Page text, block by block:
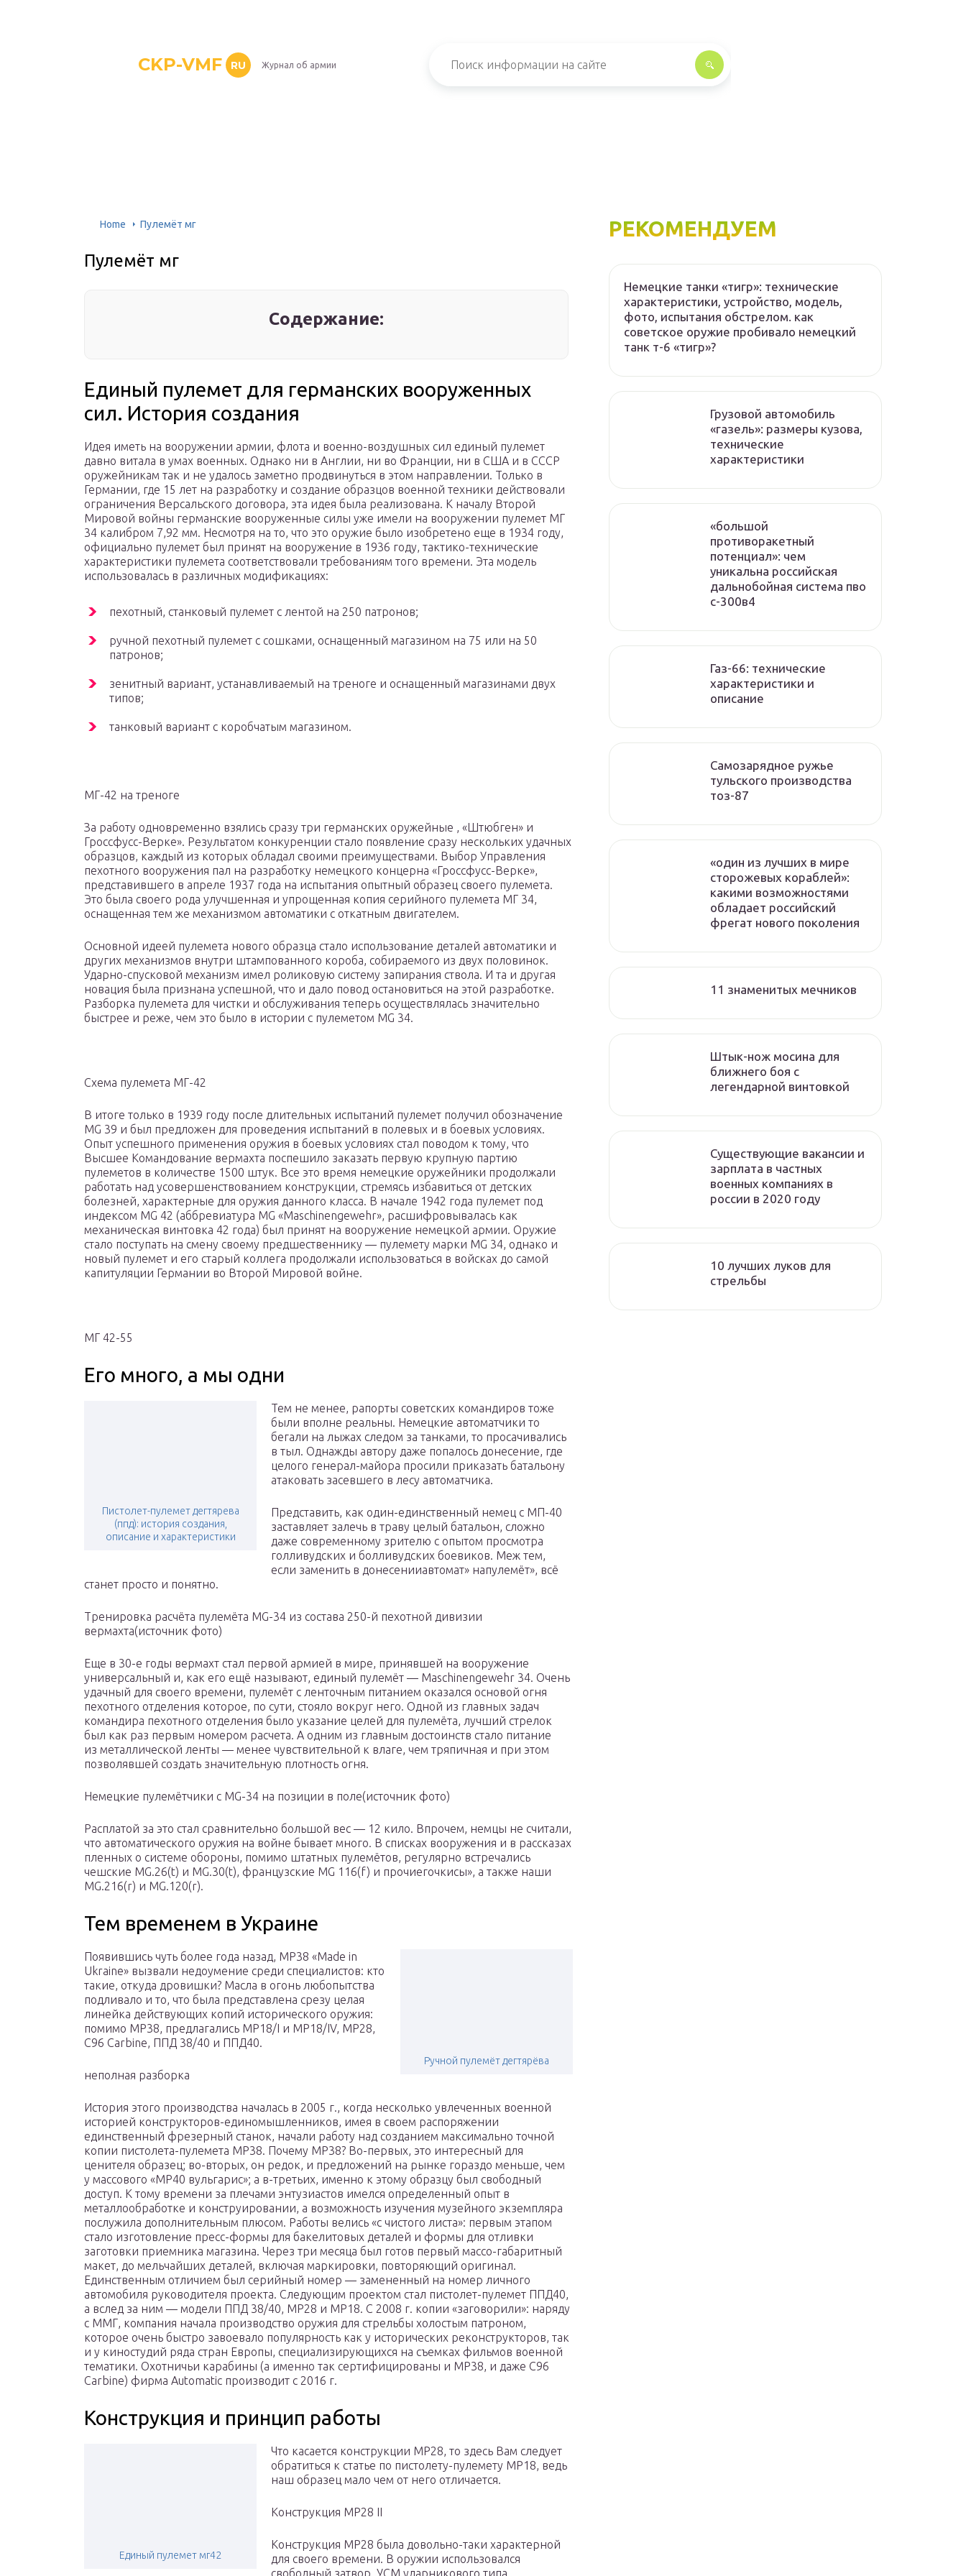
CKP-VMF RU Журнал об армии
Home Пулемёт мг
Пулемёт мг
Содержание:
Единый пулемет для германских вооруженных
сил. История создания
Идея иметь на вооружении армии, флота и военно-воздушных сил единый пулемет
давно витала в умах военных. Однако ни в Англии, ни во Франции, ни в США и в СССР
оружейникам так и не удалось заметно продвинуться в этом направлении. Только в
Германии, где 15 лет на разработку и создание образцов военной техники действовали
ограничения Версальского договора, эта идея была реализована. К началу Второй
Мировой войны германские вооруженные силы уже имели на вооружении пулемет МГ
34 калибром 7,92 мм. Несмотря на то, что это оружие было изобретено еще в 1934 году,
официально пулемет был принят на вооружение в 1936 году, тактико-технические
характеристики пулемета соответствовали требованиям того времени. Эта модель
использовалась в различных модификациях:
пехотный, станковый пулемет с лентой на 250 патронов;
ручной пехотный пулемет с сошками, оснащенный магазином на 75 или на 50
патронов;
зенитный вариант, устанавливаемый на треноге и оснащенный магазинами двух
типов;
танковый вариант с коробчатым магазином.
МГ-42 на треноге
За работу одновременно взялись сразу три германских оружейные , «Штюбген» и
Гроссфусс-Верке». Результатом конкуренции стало появление сразу нескольких удачных
образцов, каждый из которых обладал своими преимуществами. Выбор Управления
пехотного вооружения пал на разработку немецкого концерна «Гроссфусс-Верке»,
представившего в апреле 1937 года на испытания опытный образец своего пулемета.
Это была своего рода улучшенная и упрощенная копия серийного пулемета МГ 34,
оснащенная тем же механизмом автоматики с откатным двигателем.
Основной идеей пулемета нового образца стало использование деталей автоматики и
других механизмов внутри штампованного короба, собираемого из двух половинок.
Ударно-спусковой механизм имел роликовую систему запирания ствола. И та и другая
новация была признана успешной, что и дало повод остановиться на этой разработке.
Разборка пулемета для чистки и обслуживания теперь осуществлялась значительно
быстрее и реже, чем это было в истории с пулеметом MG 34.
Схема пулемета МГ-42
В итоге только в 1939 году после длительных испытаний пулемет получил обозначение
MG 39 и был предложен для проведения испытаний в полевых и в боевых условиях.
Опыт успешного применения оружия в боевых условиях стал поводом к тому, что
Высшее Командование вермахта поспешило заказать первую крупную партию
пулеметов в количестве 1500 штук. Все это время немецкие оружейники продолжали
работать над усовершенствованием конструкции, стремясь избавиться от детских
болезней, характерные для оружия данного класса. В начале 1942 года пулемет под
индексом MG 42 (аббревиатура MG «Maschinengewehr», расшифровывалась как
механическая винтовка 42 года) был принят на вооружение немецкой армии. Оружие
стало поступать на смену своему предшественнику — пулемету марки MG 34, однако и
новый пулемет и его старый коллега продолжали использоваться в войсках до самой
капитуляции Германии во Второй Мировой войне.
МГ 42-55
Его много, а мы одни
Пистолет-пулемет дегтярева
(ппд): история создания,
описание и характеристики
Тем не менее, рапорты советских командиров тоже
были вполне реальны. Немецкие автоматчики то
бегали на лыжах следом за танками, то просачивались
в тыл. Однажды автору даже попалось донесение, где
целого генерал-майора просили приказать батальону
атаковать засевшего в лесу автоматчика.
Представить, как один-единственный немец с МП-40
заставляет залечь в траву целый батальон, сложно
даже современному зрителю с опытом просмотра
голливудских и болливудских боевиков. Меж тем,
если заменить в донесенииавтомат» напулемёт», всё
станет просто и понятно.
Тренировка расчёта пулемёта MG-34 из состава 250-й пехотной дивизии
вермахта(источник фото)
Еще в 30-е годы вермахт стал первой армией в мире, принявшей на вооружение
универсальный и, как его ещё называют, единый пулемёт — Maschinengewehr 34. Очень
удачный для своего времени, пулемёт с ленточным питанием оказался основой огня
пехотного отделения которое, по сути, стояло вокруг него. Одной из главных задач
командира пехотного отделения было указание целей для пулемёта, лучший стрелок
был как раз первым номером расчета. А одним из главным достоинств стало питание
из металлической ленты — менее чувствительной к влаге, чем тряпичная и при этом
позволявшей создать значительную плотность огня.
Немецкие пулемётчики с MG-34 на позиции в поле(источник фото)
Расплатой за это стал сравнительно большой вес — 12 кило. Впрочем, немцы не считали,
что автоматического оружия на войне бывает много. В списках вооружения и в рассказах
пленных о системе обороны, помимо штатных пулемётов, регулярно встречались
чешские MG.26(t) и MG.30(t), французские MG 116(f) и прочиегочкисы», а также наши
MG.216(r) и MG.120(r).
Тем временем в Украине
Ручной пулемёт дегтярёва
Появившись чуть более года назад, MP38 «Made in
Ukraine» вызвали недоумение среди специалистов: кто
такие, откуда дровишки? Масла в огонь любопытства
подливало и то, что была представлена срезу целая
линейка действующих копий исторического оружия:
помимо MP38, предлагались МР18/I и МР18/IV, МР28,
C96 Carbine, ППД 38/40 и ППД40.
неполная разборка
История этого производства началась в 2005 г., когда несколько увлеченных военной
историей конструкторов-единомышленников, имея в своем распоряжении
единственный фрезерный станок, начали работу над созданием максимально точной
копии пистолета-пулемета MP38. Почему MP38? Во-первых, это интересный для
ценителя образец; во-вторых, он редок, и предложений на рынке гораздо меньше, чем
у массового «МР40 вульгарис»; а в-третьих, именно к этому образцу был свободный
доступ. К тому времени за плечами энтузиастов имелся определенный опыт в
металлообработке и конструировании, а возможность изучения музейного экземпляра
послужила дополнительным плюсом. Работы велись «с чистого листа»: первым этапом
стало изготовление пресс-формы для бакелитовых деталей и формы для отливки
заготовки приемника магазина. Через три месяца был готов первый массо-габаритный
макет, до мельчайших деталей, включая маркировки, повторяющий оригинал.
Единственным отличием был серийный номер — замененный на номер личного
автомобиля руководителя проекта. Следующим проектом стал пистолет-пулемет ППД40,
а вслед за ним — модели ППД 38/40, МР28 и МР18. C 2008 г. копии «заговорили»: наряду
с ММГ, компания начала производство оружия для стрельбы холостым патроном,
которое очень быстро завоевало популярность как у исторических реконструкторов, так
и у киностудий ряда стран Европы, специализирующихся на съемках фильмов военной
тематики. Охотничьи карабины (а именно так сертифицированы и MP38, и даже C96
Carbine) фирма Automatic производит с 2016 г.
Конструкция и принцип работы
Единый пулемет мг42
Что касается конструкции MP28, то здесь Вам следует
обратиться к статье по пистолету-пулемету MP18, ведь
наш образец мало чем от него отличается.
Конструкция MP28 II
Конструкция MP28 была довольно-таки характерной
для своего времени. В оружии использовался
свободный затвор, УСМ ударникового типа.
РЕКОМЕНДУЕМ
Немецкие танки «тигр»: технические
характеристики, устройство, модель,
фото, испытания обстрелом. как
советское оружие пробивало немецкий
танк т-6 «тигр»?
Грузовой автомобиль
«газель»: размеры кузова,
технические
характеристики
«большой
противоракетный
потенциал»: чем
уникальна российская
дальнобойная система пво
с-300в4
Газ-66: технические
характеристики и
описание
Самозарядное ружье
тульского производства
тоз-87
«один из лучших в мире
сторожевых кораблей»:
какими возможностями
обладает российский
фрегат нового поколения
11 знаменитых мечников
Штык-нож мосина для
ближнего боя с
легендарной винтовкой
Существующие вакансии и
зарплата в частных
военных компаниях в
россии в 2020 году
10 лучших луков для
стрельбы